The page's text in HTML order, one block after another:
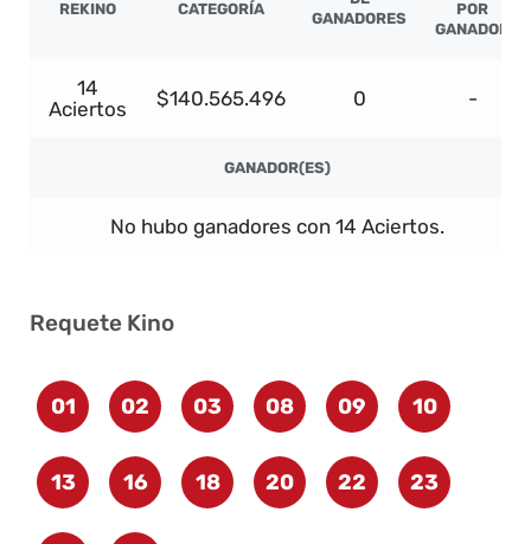
REKINO CATEGORÍA
GANADORES
POR
GANADOR
14
Aciertos
$140.565.496 0 -
GANADOR(ES)
No hubo ganadores con 14 Aciertos.
Requete Kino
01 02 03 08 09 10
13 16 18 20 22 23